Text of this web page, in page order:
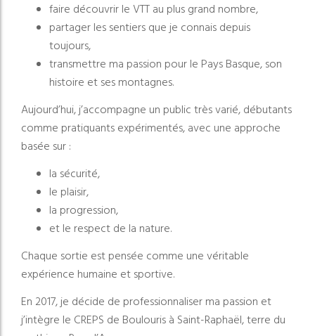
faire découvrir le VTT au plus grand nombre,
partager les sentiers que je connais depuis
toujours,
transmettre ma passion pour le Pays Basque, son
histoire et ses montagnes.
Aujourd’hui, j’accompagne un public très varié, débutants
comme pratiquants expérimentés, avec une approche
basée sur :
la sécurité,
le plaisir,
la progression,
et le respect de la nature.
Chaque sortie est pensée comme une véritable
expérience humaine et sportive.
En 2017, je décide de professionnaliser ma passion et
j’intègre le CREPS de Boulouris à Saint-Raphaël, terre du